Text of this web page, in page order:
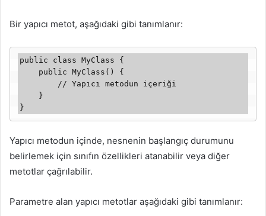
Bir yapıcı metot, aşağıdaki gibi tanımlanır:
public class MyClass {
}
Yapıcı metodun içinde, nesnenin başlangıç durumunu
belirlemek için sınıfın özellikleri atanabilir veya diğer
metotlar çağrılabilir.
Parametre alan yapıcı metotlar aşağıdaki gibi tanımlanır: